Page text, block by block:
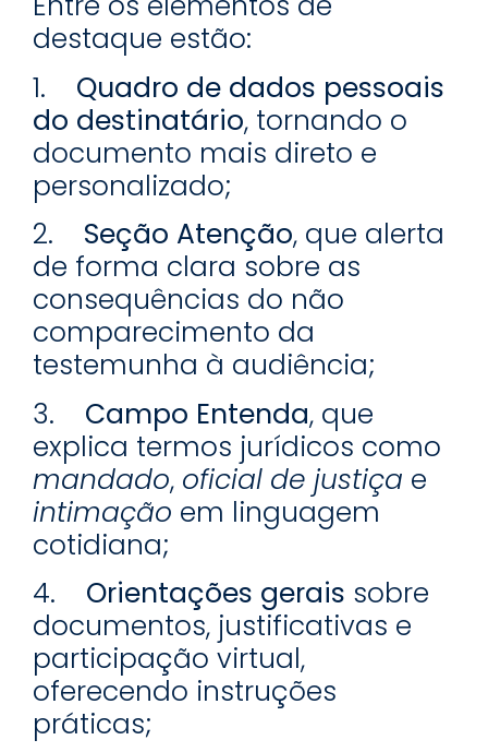
destaque estão:
1. Quadro de dados pessoais
do destinatário, tornando o
documento mais direto e
personalizado;
2. Seção Atenção, que alerta
de forma clara sobre as
consequências do não
comparecimento da
testemunha à audiência;
3. Campo Entenda, que
explica termos jurídicos como
mandado, oficial de justiça e
intimação em linguagem
cotidiana;
4. Orientações gerais sobre
documentos, justificativas e
participação virtual,
oferecendo instruções
práticas;